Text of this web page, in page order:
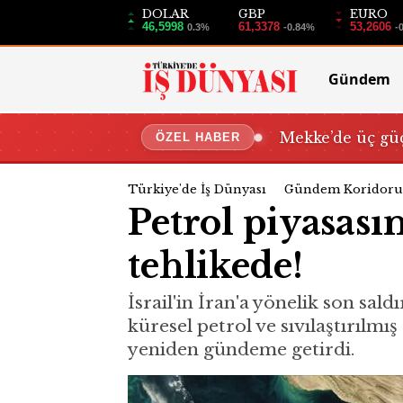
DOLAR
46,5998 0.3%
GBP
61,3378 -0.84%
EURO
53,2606 -
Gündem
ÖZEL HABER Mekke’de üç
Türkiye'de İş Dünyası Gündem Koridoru
Petrol
tehlikede!
İsrail'in İran'a yönelik son
küresel petrol ve
yeniden gündeme getirdi.